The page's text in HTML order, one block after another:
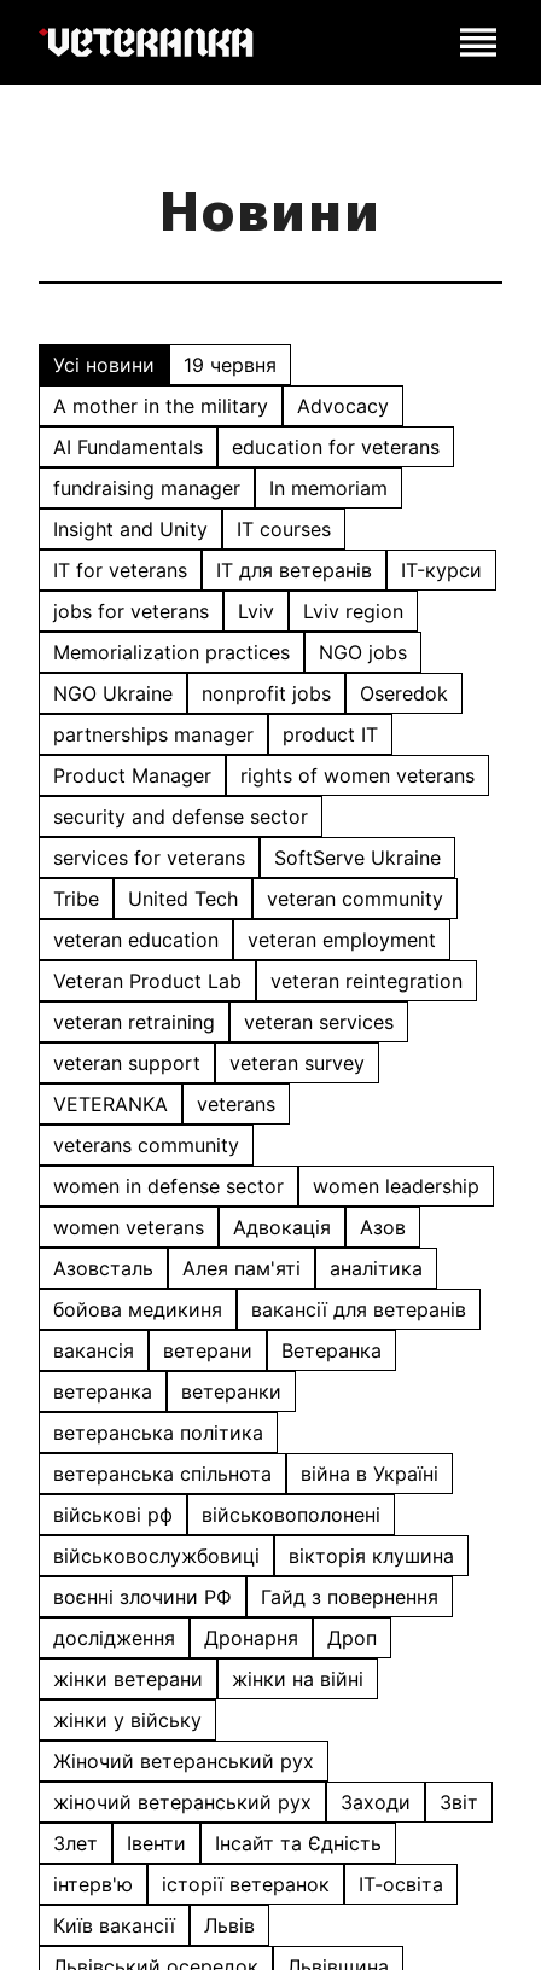
Новини
Усі новини
19 червня
A mother in the military
Advocacy
AI Fundamentals
education for veterans
fundraising manager
In memoriam
Insight and Unity
IT courses
IT for veterans
IT для ветеранів
IT-курси
jobs for veterans
Lviv
Lviv region
Memorialization practices
NGO jobs
NGO Ukraine
nonprofit jobs
Oseredok
partnerships manager
product IT
Product Manager
rights of women veterans
security and defense sector
services for veterans
SoftServe Ukraine
Tribe
United Tech
veteran community
veteran education
veteran employment
Veteran Product Lab
veteran reintegration
veteran retraining
veteran services
veteran support
veteran survey
VETERANKA
veterans
veterans community
women in defense sector
women leadership
women veterans
Адвокація
Азов
Азовсталь
Алея пам'яті
аналітика
бойова медикиня
вакансії для ветеранів
вакансія
ветерани
Ветеранка
ветеранка
ветеранки
ветеранська політика
ветеранська спільнота
війна в Україні
військові рф
військовополонені
військовослужбовиці
вікторія клушина
воєнні злочини РФ
Гайд з повернення
дослідження
Дронарня
Дроп
жінки ветерани
жінки на війні
жінки у війську
Жіночий ветеранський рух
жіночий ветеранський рух
Заходи
Звіт
Злет
Івенти
Інсайт та Єдність
інтерв'ю
історії ветеранок
ІТ-освіта
Київ вакансії
Львів